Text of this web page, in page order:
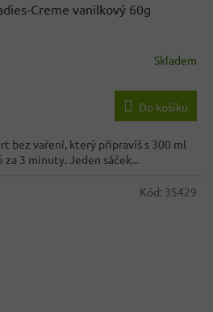
Creme vanilkový 60g
Skladem
Do košíku
bez vaření, který připravíš s 300 ml
3 minuty. Jeden sáček...
Kód: 35429